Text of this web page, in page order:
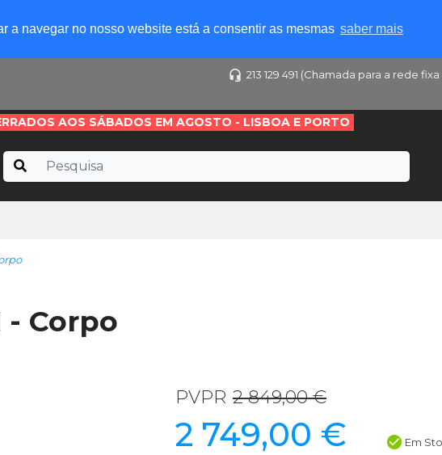
a navegar no nosso website está a consentir as mesmas saber mais
213 129 491 (Chamada para a rede
AOS SÁBADOS EM AGOSTO - LISBOA E PORTO
- Corpo
PVPR 2 849,00 €
2 749,00 € Em